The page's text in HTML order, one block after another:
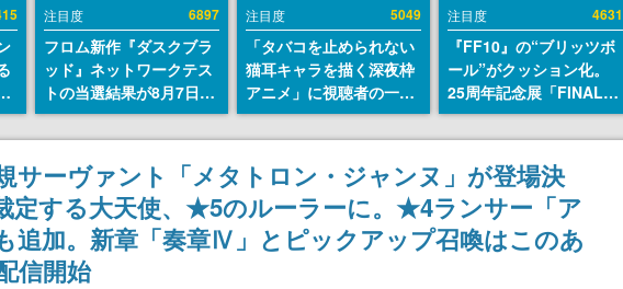
注目度 6897
フロム新作『ダスクブラ
ッド』ネットワークテス
トの当選結果が8月7日22
時に発表。応募サイトの
マイページから確認可
能、テスト実施は8月21
日～24日
注目度 5049
「タバコを止められない
猫耳キャラを描く深夜枠
アニメ」に視聴者の一部
から批判意見。違法薬物
の使用と思しき描写も含
めて、BPOが議論を交わ
す
注目度 4631
『FF10』の“ブリッツボ
ール”がクッション化。
25周年記念展「FINAL
FANTASY X MUSEUM-
幻光の記憶-」のグッズ情
報が一部公開
サーヴァント「メタトロン・ジャンヌ」が登場決
定する大天使、★5のルーラーに。★4ランサー「ア
追加。新章「奏章Ⅳ」とピックアップ召喚はこのあ
信開始